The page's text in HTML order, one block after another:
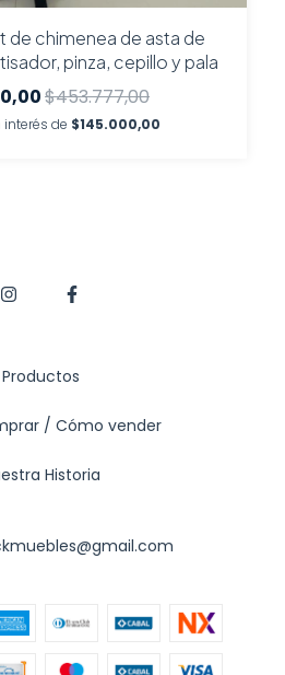
de chimenea de asta de
pinza, cepillo y pala
$453.777,00
de $145.000,00
Productos
/ Cómo vender
Historia